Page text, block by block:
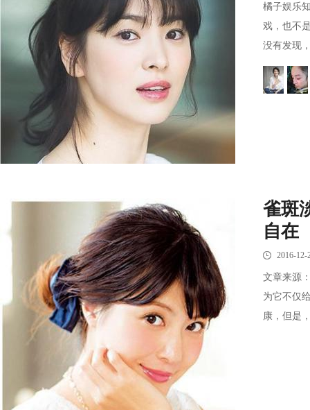
橘子娱乐
戏，也不
没有发现
雀斑
自在
2016-12-
文章来源
为它不仅
康，但是